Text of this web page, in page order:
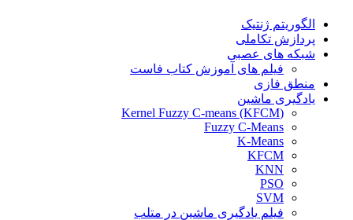
الگوریتم ژنتیک
پردازش تکاملی
شبکه های عصبی
فیلم های آموزش کتاب فاست
منطق فازی
یادگیری ماشین
(Kernel Fuzzy C-means (KFCM
Fuzzy C-Means
K-Means
KFCM
KNN
PSO
SVM
فیلم یادگیری ماشین در متلب